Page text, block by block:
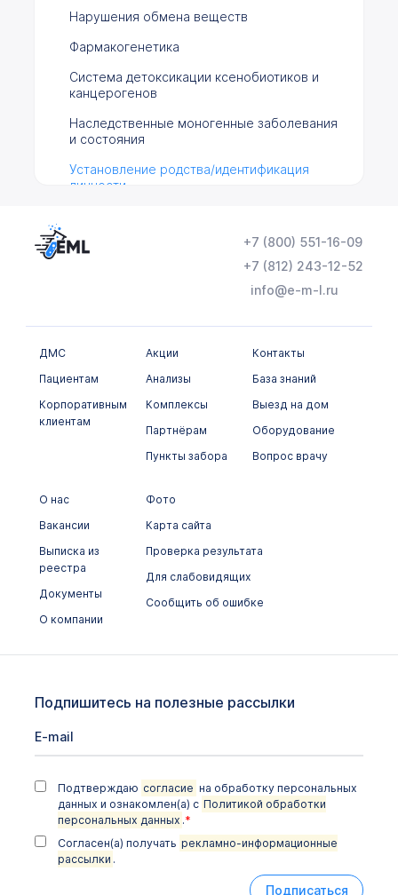
Нарушения обмена веществ
Фармакогенетика
Система детоксикации ксенобиотиков и
канцерогенов
Наследственные моногенные заболевания
и состояния
Установление родства/идентификация
личности
Гормональные исследования
Иммунологическое исследование
Лекарственный мониторинг
Микробиологические исследования
Неорганические вещества и
микроэлементы
Общеклинические исследования
Онкомаркеры
Химико-токсикологические исследования
Цитологические исследования
+7 (800) 551-16-09
+7 (812) 243-12-52
info@e-m-l.ru
ДМС
Пациентам
Корпоративным
клиентам
Акции
Анализы
Комплексы
Партнёрам
Пункты забора
Контакты
База знаний
Выезд на дом
Оборудование
Вопрос врачу
О нас
Вакансии
Выписка из
реестра
Документы
О компании
Фото
Карта сайта
Проверка результата
Для слабовидящих
Сообщить об ошибке
Подпишитесь на полезные рассылки
Подтверждаю согласие на обработку персональных
данных и ознакомлен(а) с Политикой обработки
персональных данных .*
Согласен(а) получать рекламно-информационные
рассылки .
Подписаться